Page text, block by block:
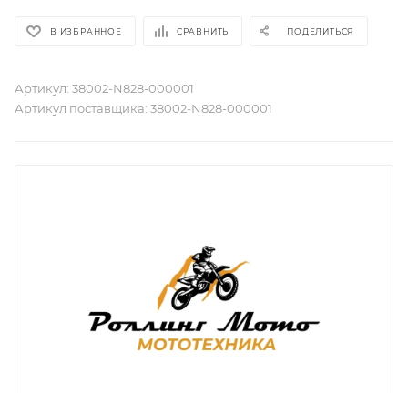
В ИЗБРАННОЕ СРАВНИТЬ ПОДЕЛИТЬСЯ
Артикул: 38002-N828-000001
Артикул поставщика: 38002-N828-000001